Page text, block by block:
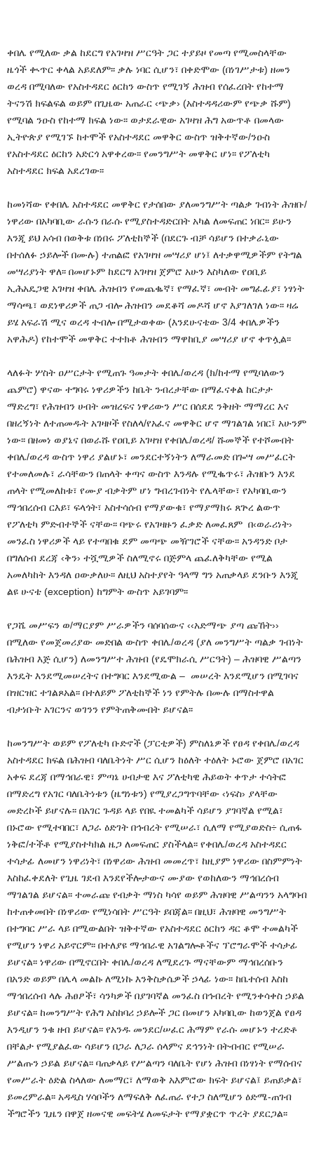
ቀበሌ የሚለው ቃል ከደርግ የአገዛዝ ሥርዓት ጋር ተያይዞ የመጣ የሚመስላቸው
ዜጎች ቊጥር ቀላል አይደለም፡፡ ቃሉ ነባር ሲሆን፣ በቀድሞው (በነገሥታቱ) ዘመን
ወረዳ በሚባለው የአስተዳደር ዕርከን ውስጥ የሚገኝ ሕዝብ የሰፈረበት የከተማ
ትናንሽ ክፍልፍል ወይም በጊዜው አጠራር ‹ጭቃ› (አስተዳዳሪውም የጭቃ ሹም)
የሚባል ንዑስ የከተማ ክፍል ነው፡፡ ወታደራዊው አገዛዝ ሕግ አውጥቶ በመላው
ኢትዮጵያ የሚገኙ ከተሞች የአስተዳደር መዋቅር ውስጥ ዝቅተኛው/ንዑስ
የአስተዳደር ዕርከን አድርጎ አዋቀረው፡፡ የመንግሥት መዋቅር ሆነ፡፡ የፖለቲካ
አስተዳደር ክፍል አደረገው፡፡
ከመነሻው የቀበሌ አስተዳደር መዋቅር የታሰበው ያለመንግሥት ጣልቃ ገብነት ሕዝቡ/
ነዋሪው በአካባቢው ራሱን በራሱ የሚያስተዳድርበት አካል ለመፍጠር ነበር፡፡ ይሁን
እንጂ ይህ አሳብ በወቅቱ በነበሩ ፖለቲከኞች (በደርጉ ብቻ ሳይሆን በተቃራኒው
በተሰለፉ ኃይሎች በሙሉ) ተጠልፎ የአገዛዝ መሣሪያ ሆነ፤ ለተቃዋሚዎችም የትግል
መሣሪያነት ዋለ፡፡ በመሆኑም ከደርግ አገዛዝ ጀምሮ አሁን እስካለው የዐቢይ
ኢሕአዴጋዊ አገዛዝ ቀበሌ ሕዝብን የመጨቈኛ፣ የማፈኛ፣ መብት መግፈፊያ፣ ነፃነት
ማሳጫ፣ ወደነዋሪዎች ጠጋ ብሎ ሕዝብን መደቆሻ መዶሻ ሆኖ እያገለገለ ነው፡፡ ዛሬ
ይሄ አፍራሽ ሚና ወረዳ ተብሎ በሚታወቀው (እንደሁናቴው 3/4 ቀበሌዎችን
አዋሕዶ) የከተሞች መዋቅር ተተክቶ ሕዝብን ማዋከቢያ መሣሪያ ሆኖ ቀጥሏል፡፡
ላለፉት ሦስት ዐሥርታት የሚጠጉ ዓመታት ቀበሌ/ወረዳ (ክ/ከተማ የሚባለውን
ጨምሮ) ዋናው ተግባሩ ነዋሪዎችን ከቤት ንብረታቸው በማፈናቀል ከርታታ
ማድረግ፣ የሕዝብን ሀብት መዝረፍና ነዋሪውን ሥር በሰደደ ንቅዘት ማማረር እና
በዘረኝነት ለተጠመዱት አገዛዞች የስለላ/የአፈና መዋቅር ሆኖ ማገልገል ነበር፤ አሁንም
ነው፡፡ በዘመነ ወያኔና በወራሹ የዐቢይ አገዛዝ የቀበሌ/ወረዳ/ ሹመኞች የተሾሙበት
ቀበሌ/ወረዳ ውስጥ ነዋሪ ያልሆኑ፣ መንደርተኝነትን ለማራመድ በጐሣ መሥፈርት
የተመለመሉ፣ ራሳቸውን በጠላት ቀጣና ውስጥ እንዳሉ የሚቈጥሩ፣ ሕዝቡን እንደ
ጠላት የሚመለከቱ፣ የሙያ ብቃትም ሆነ ግብረገብነት የሌላቸው፣ የአካባቢውን
ማኅበረሰብ ርእይ፣ ፍላጎት፣ አስተሳሰብ የማያውቁ፣ የማያማክሩ ጸጕረ ልውጥ
የፖለቲካ ምድብተኞች ናቸው፡፡ ባጭሩ የአገዛዙን ፈቃድ ለመፈጸም በ‹ወራሪነት›
መንፈስ ነዋሪዎች ላይ የተጣበቁ ደም መጣጭ መዥገሮች ናቸው፡፡ አንዳንድ ቦታ
በግለሰብ ደረጃ ‹ቅን› ተሿሚዎች ስለሚኖሩ በጅምላ ጨፈለቅካቸው የሚል
አመለካከት እንዳለ ዐውቃለሁ፡፡ ለዚህ አስተያየት ዓላማ ግን አጠቃላይ ደንቡን እንጂ
ልዩ ሁናቴ (exception) ከግምት ውስጥ አይገባም፡፡
የጋሼ መሥፍን ወ/ማርያም ሥራዎችን ባሰባሰውና ‹‹አድማጭ ያጣ ጩኸት››
በሚለው የመጀመሪያው መድበል ውስጥ ቀበሌ/ወረዳ (ያለ መንግሥት ጣልቃ ገብነት
በሕዝብ እጅ ሲሆን) ለመንግሥተ ሕዝብ (የዴሞክራሲ ሥርዓት) – ሕዝባዊ ሥልጣን
እንዴት እንደሚመሠረትና በተግባር እንደሚውል – መሠረት እንደሚሆን በሚገባና
በዝርዝር ተገልጾአል፡፡ በተለይም ፖለቲከኞች ነን የምትሉ በሙሉ በማስተዋል
ብታነቡት አገርንና ወገንን የምትጠቅሙበት ይሆናል፡፡
ከመንግሥት ወይም የፖለቲካ ቡድኖች (ፓርቲዎች) ምስለኔዎች የፀዳ የቀበሌ/ወረዳ
አስተዳደር ክፍል በሕዝብ ባለቤትነት ሥር ሲሆን ከዕለት ተዕለት ኑሮው ጀምሮ በአገር
አቀፍ ደረጃ በማኅበራዊ፣ ምጣኔ ሀብታዊ እና ፖለቲካዊ ሕይወት ቀጥታ ተሳትፎ
በማድረግ የአገር ባለቤትነቱን (ዜግነቱን) የሚያረጋግጥባቸው ‹ነፍስ› ያላቸው
መድረኮች ይሆናሉ፡፡ በአገር ጉዳይ ላይ የበዪ ተመልካች ሳይሆን ያገባኛል የሚል፣
በኑሮው የሚተባበር፣ ለጋራ ዕድገት በኅብረት የሚሠራ፣ ሲለማ የሚያወድስ÷ ሲጠፋ
ነቅፎ/ተችቶ የሚያስተካክል ዜጋ ለመፍጠር ያስችላል፡፡ የቀበሌ/ወረዳ አስተዳደር
ተሳታፊ ለመሆን ነዋሪነት፣ በነዋሪው ሕዝብ መመረጥ፣ ከዚያም ነዋሪው በስምምነት
እስከፈቀደለት የጊዜ ገደብ እንደየችሎታውና ሙያው የወከለውን ማኅበረሰብ
ማገልገል ይሆናል፡፡ ተመራጩ የብቃት ማነስ ካሳየ ወይም ሕዝባዊ ሥልጣንን አላግባብ
ከተጠቀመበት በነዋሪው የሚነሳበት ሥርዓት ይበጃል፡፡ በዚህ፣ ሕዝባዊ መንግሥት
በተግባር ሥራ ላይ በሚውልበት ዝቅተኛው የአስተዳደር ዕርከን ዳር ቆሞ ተመልካች
የሚሆን ነዋሪ አይኖርም፡፡ በተለያዩ ማኅበራዊ አገልግሎቶችና ፕሮግራሞች ተሳታፊ
ይሆናል፡፡ ነዋሪው በሚኖርበት ቀበሌ/ወረዳ ለሚደረጉ ማናቸውም ማኅበረሰቡን
በአንድ ወይም በሌላ መልኩ ለሚነኩ እንቅስቃሴዎች ኃላፊ ነው፡፡ ከቤተሰብ እስከ
ማኅበረሰብ ላሉ ሕፀፆች፣ ሳንካዎች በያገባኛል መንፈስ በኅብረት የሚንቀሳቀስ ኃይል
ይሆናል፡፡ ከመንግሥት የሕግ አስከባሪ ኃይሎች ጋር በመሆን አካባቢው ከወንጀል የፀዳ
እንዲሆን ንቁ ዘብ ይሆናል፡፡ የአንዱ መንደር/ሠፈር ሕማም የራሱ መሆኑን ተረድቶ
በቸልታ የሚያልፈው ሳይሆን በጋራ ለጋራ ሰላምና ደኅንነት በትብብር የሚሠራ
ሥልጡን ኃይል ይሆናል፡፡ ባጠቃላይ የሥልጣን ባለቤት የሆነ ሕዝብ በነፃነት የማሰብና
የመሥራት ዕድል ስላለው ለመማር፣ ለማወቅ አእምሮው ክፍት ይሆናል፤ ይጠይቃል፣
ይመረምራል፡፡ አዳዲስ ሃሳቦችን ለማፍለቅ ለፈጠራ የተጋ ስለሚሆን ዕድሜ-ጠገብ
ችግሮችን ጊዜን በዋጀ ዘመናዊ መፍትሄ ለመፍታት የማያቋርጥ ጥረት ያደርጋል፡፡